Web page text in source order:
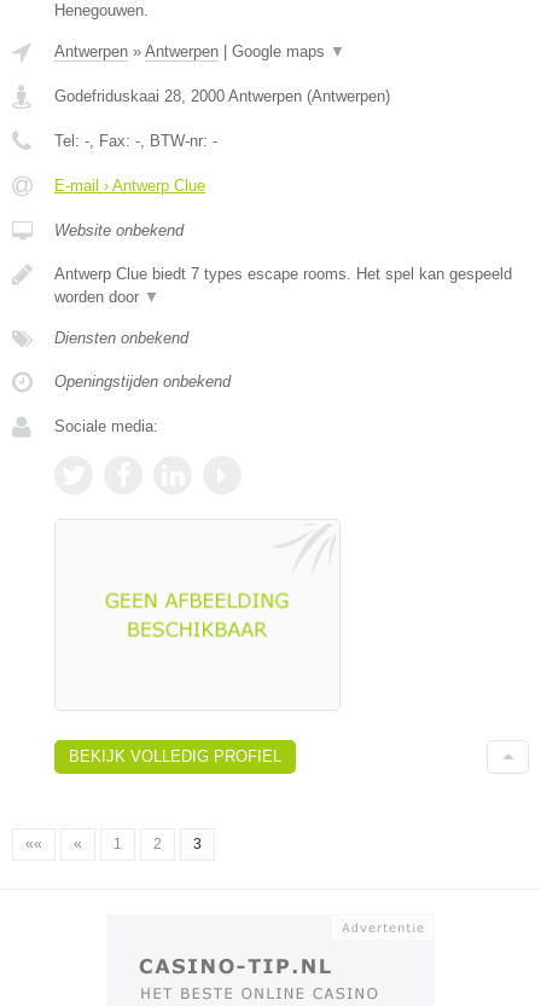
Henegouwen.
Antwerpen » Antwerpen Google maps ▼
Godefriduskaai 28, 2000 Antwerpen (Antwerpen)
Tel: -, Fax: -, BTW-nr: -
E-mail › Antwerp Clue
Website onbekend
Antwerp Clue biedt 7 types escape rooms. Het spel kan gespeeld
worden door ▼
Diensten onbekend
Openingstijden onbekend
Sociale media:
BEKIJK VOLLEDIG PROFIEL
«« « 1 2 3